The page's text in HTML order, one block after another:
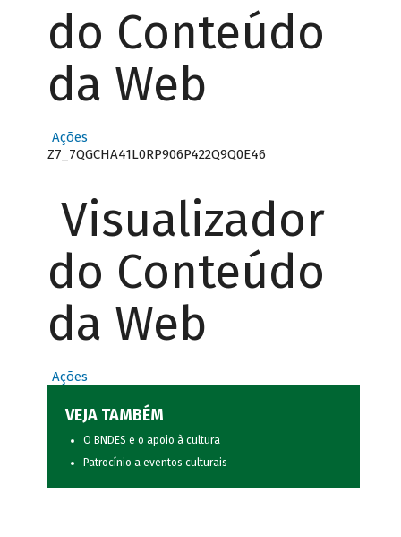
do Conteúdo
da Web
Ações
Z7_7QGCHA41L0RP906P422Q9Q0E46
Visualizador
do Conteúdo
da Web
Ações
VEJA TAMBÉM
O BNDES e o apoio à cultura
Patrocínio a eventos culturais